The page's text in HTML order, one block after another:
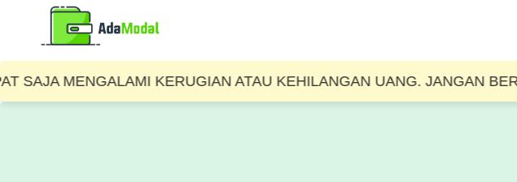
KERUGIAN ATAU KEHILANGAN UANG. JANGAN BERUTANG